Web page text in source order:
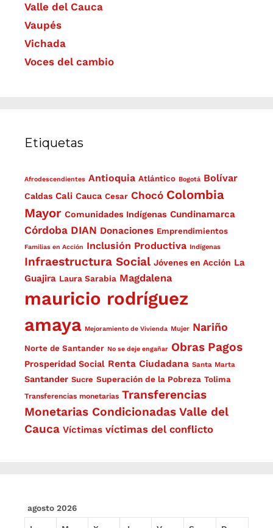
Valle del Cauca
Vaupés
Vichada
Voces del cambio
Etiquetas
Afrodescendientes Antioquia Atlántico Bogotá Bolívar
Caldas Cali Cauca Cesar Chocó Colombia
Mayor Comunidades Indígenas Cundinamarca
Córdoba DIAN Donaciones Emprendimientos
Familias en Acción Inclusión Productiva Indígenas
Infraestructura Social Jóvenes en Acción La
Guajira Laura Sarabia Magdalena
mauricio rodríguez
amaya Mejoramiento de Vivienda Mujer Nariño
Norte de Santander No se deje engañar Obras Pagos
Prosperidad Social Renta Ciudadana Santa Marta
Santander Sucre Superación de la Pobreza Tolima
Transferencias monetarias Transferencias
Monetarias Condicionadas Valle del
Cauca Víctimas víctimas del conflicto
agosto 2026